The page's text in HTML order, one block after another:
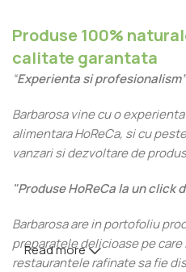
Produse 100%
calitate garantata
“Experienta si profesionalism”
Barbarosa vine cu o
alimentara HoReCa, si cu
vanzari si dezvoltare de
"Produse HoReCa la un click
Barbarosa are in portofoliu
preparatele delicioase pe
restaurantele rafinate sa fie
Read more